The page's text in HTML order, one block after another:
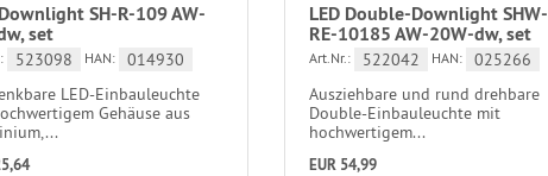
SH-R-109 AW-
set
523098 HAN:
014930
LED-Einbauleuchte
Gehäuse aus
LED Double-Downlight SHW-
RE-10185 AW-20W-dw, set
Art.Nr.: 522042 HAN:
025266
Ausziehbare und rund drehbare
Double-Einbauleuchte mit
hochwertigem...
EUR 54,99